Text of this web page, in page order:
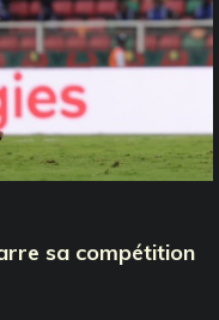
sa compétition